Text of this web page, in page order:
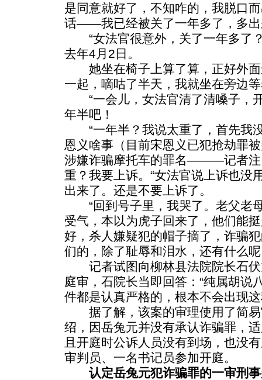
是同意就好了，不知咋的，我脱口
话——我已经被关了一年多了，多出
“女法官很意外，关了一年多了
去年4月2日。
她坐在椅子上算了算，正好外面
一起，嘀咕了半天，我就坐在旁边
“一会儿，女法官清了清嗓子，
年半吧！
“一年半？我说太重了，首先我
恩义啥事（目前宋恩义已犯抢劫罪
涉嫌诈骗摩托车的罪名———记者注
重？我要上诉。“女法官说上诉也没
出来了。还是不要上诉了。
“回到号子里，我哭了。老父老
受气，本以为虎子回来了，他们能
好，杀人嫌疑犯的帽子摘了，诈骗
们的，除了耻辱和泪水，还有什么呢
记者试图向柳林县法院院长石伏
庭审，石院长当即回答：“纯属胡说
件都是认真严格的，根本不会出现
据了解，该案的审理使用了简易
绍，因岳兔元并没有承认诈骗罪，
且开庭时公诉人员没有到场，也没
审判员、一名书记员参加开庭。
认定岳兔元犯诈骗罪的一审刑